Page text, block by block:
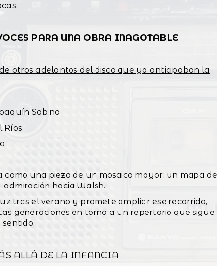
PARA UNA OBRA INAGOTABLE
otros adelantos del disco que ya anticipaban la
Sabina
Ríos
como una pieza de un mosaico mayor: un mapa de
admiración hacia Walsh.
tras el verano y promete ampliar ese recorrido,
generaciones en torno a un repertorio que sigue
ALLÁ DE LA INFANCIA